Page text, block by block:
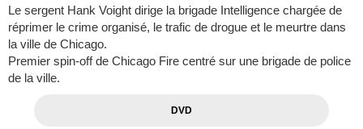
Le sergent Hank Voight dirige la brigade Intelligence chargée de
réprimer le crime organisé, le trafic de drogue et le meurtre dans
la ville de Chicago.
Premier spin-off de Chicago Fire centré sur une brigade de police
de la ville.
DVD